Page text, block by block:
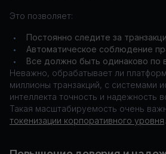
Это позволяет:
• Постоянно следите за
• Автоматическое соблюдение
•
Все должно быть одинаково по
Неважно, обрабатывает ли
миллионы транзакций, с системами
интеллекта точность и надежность
Такая масштабируемость очень
токенизации корпоративного уровня.